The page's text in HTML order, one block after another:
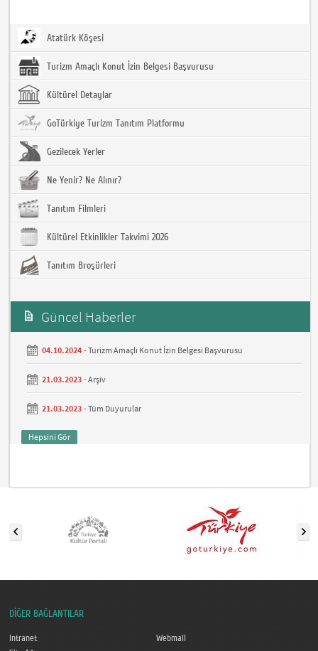
Atatürk Köşesi
Turizm Amaçlı Konut İzin Belgesi Başvurusu
Kültürel Detaylar
GoTürkiye Turizm Tanıtım Platformu
Gezilecek Yerler
Ne Yenir? Ne Alınır?
Tanıtım Filmleri
Kültürel Etkinlikler Takvimi 2026
Tanıtım Broşürleri
Güncel Haberler
04.10.2024 -Turizm Amaçlı Konut İzin Belgesi Başvurusu
21.03.2023 -Arşiv
21.03.2023 -Tüm Duyurular
Hepsini Gör
DİĞER BAĞLANTILAR
Intranet
Webmail